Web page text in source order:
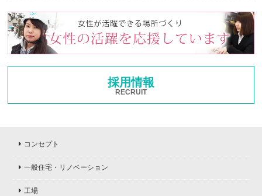
採用情報
RECRUIT
コンセプト
一般住宅・リノベーション
工場